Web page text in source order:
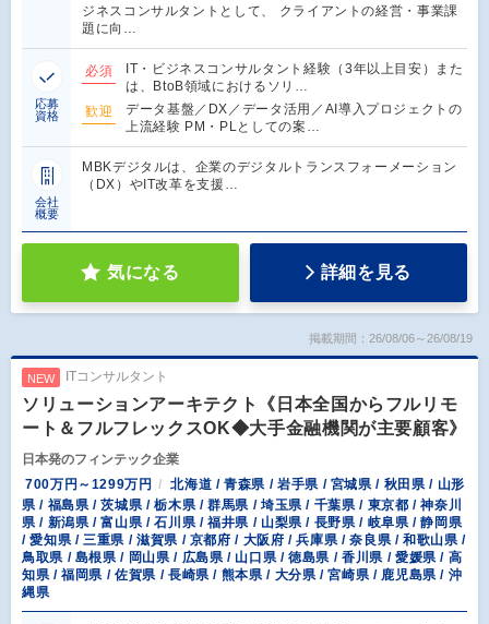
ジネスコンサルタントとして、 クライアントの経営・事業課
題に向…
応募
資格
必須
IT・ビジネスコンサルタント経験（3年以上目安）また
は、BtoB領域におけるソリ…
歓迎
データ基盤／DX／データ活用／AI導入プロジェクトの
上流経験 PM・PLとしての案…
会社
概要
MBKデジタルは、企業のデジタルトランスフォーメーション
（DX）やIT改革を支援…
気になる 詳細を見る
掲載期間：26/08/06～26/08/19
NEW ITコンサルタント
ソリューションアーキテクト《日本全国からフルリモ
ート＆フルフレックスOK◆大手金融機関が主要顧客》
日本発のフィンテック企業
700万円～1299万円
北海道 / 青森県 / 岩手県 / 宮城県 / 秋田県 / 山形
県 / 福島県 / 茨城県 / 栃木県 / 群馬県 / 埼玉県 / 千葉県 / 東京都 / 神奈川
県 / 新潟県 / 富山県 / 石川県 / 福井県 / 山梨県 / 長野県 / 岐阜県 / 静岡県
/ 愛知県 / 三重県 / 滋賀県 / 京都府 / 大阪府 / 兵庫県 / 奈良県 / 和歌山県 /
鳥取県 / 島根県 / 岡山県 / 広島県 / 山口県 / 徳島県 / 香川県 / 愛媛県 / 高
知県 / 福岡県 / 佐賀県 / 長崎県 / 熊本県 / 大分県 / 宮崎県 / 鹿児島県 / 沖
縄県